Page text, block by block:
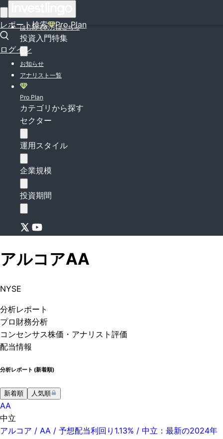
レポート検索 Pro Plan
ログイン
はじめての方はこちら
投資入門特集
お知らせ
アナリスト一覧
Pro Plan
カテゴリから探す
セクター
運用スタイル
企業規模
投資期間
アルコアAA
NYSE
分析レポート
プロ 財務分析
コンセンサス株価 ・アナリスト評価
配当情報
分析レポート (新着順)
新着順 人気順
AA
中立
アルコア / AA / 予想配当利回り1.13% / 中立：最新の2024年